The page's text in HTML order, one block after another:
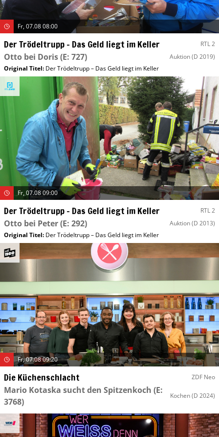
Fr, 07.08 08:00
Der Trödeltrupp – Das Geld liegt im Keller RTL 2
Otto bei Doris(E: 727) Auktion(D 2019)
Original Titel: Der Trödeltrupp – Das Geld liegt im Keller
Fr, 07.08 09:00
Der Trödeltrupp – Das Geld liegt im Keller RTL 2
Otto bei Peter(E: 292) Auktion(D 2013)
Original Titel: Der Trödeltrupp – Das Geld liegt im Keller
Fr, 07.08 09:20
Die Küchenschlacht ZDF Neo
Mario Kotaska sucht den Spitzenkoch (E:
3768)
Kochen(D 2024)